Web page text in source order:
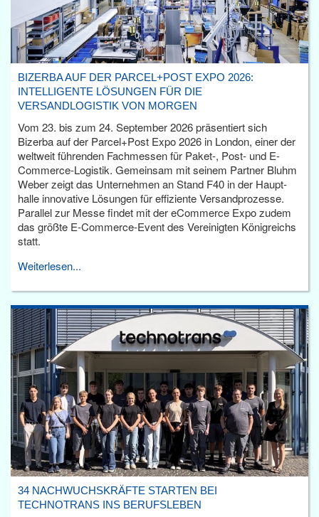
BIZERBA AUF DER PARCEL+POST EXPO 2026:
INTELLIGENTE LÖSUNGEN FÜR DIE
VERSANDLOGISTIK VON MORGEN
Vom 23. bis zum 24. September 2026 präsentiert sich
Bizerba auf der Parcel+Post Expo 2026 in London, einer der
weltweit führenden Fachmessen für Paket-, Post- und E-
Commerce-Logistik. Gemeinsam mit seinem Partner Bluhm
Weber zeigt das Unternehmen an Stand F40 in der Haupt­
halle innovative Lösungen für effiziente Versandprozesse.
Parallel zur Messe findet mit der eCommerce Expo zudem
das größte E-Commerce-Event des Vereinigten Königreichs
statt.
Weiterlesen...
34 NACHWUCHSKRÄFTE STARTEN BEI
TECHNOTRANS INS BERUFSLEBEN